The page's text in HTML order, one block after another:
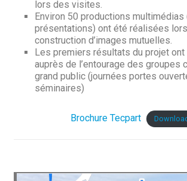
lors des visites.
Environ 50 productions
présentations) ont été réalisées
construction d’images mutuelles.
Les premiers résultats du projet
auprès de l’entourage des groupes
grand public (journées portes
séminaires)
Brochure Tecpart